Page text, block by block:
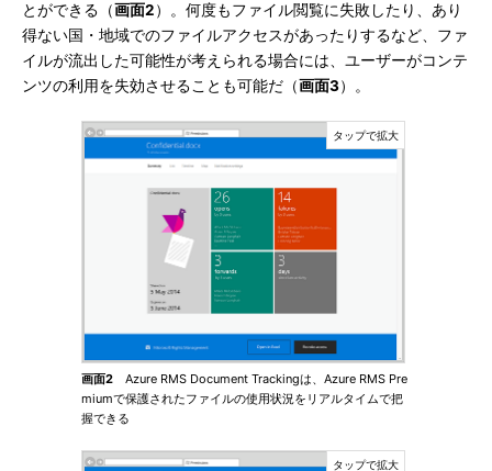
とができる（画面2）。何度もファイル閲覧に失敗したり、あり
得ない国・地域でのファイルアクセスがあったりするなど、ファ
イルが流出した可能性が考えられる場合には、ユーザーがコンテ
ンツの利用を失効させることも可能だ（画面3）。
画面2 Azure RMS Document Trackingは、Azure RMS Pre
miumで保護されたファイルの使用状況をリアルタイムで把
握できる